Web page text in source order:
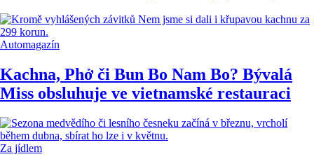
Automagazín
Kachna, Phở či Bun Bo Nam Bo? Bývalá
Miss obsluhuje ve vietnamské restauraci
Za jídlem